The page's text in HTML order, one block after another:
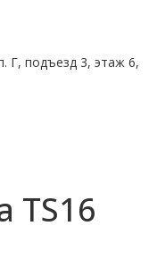
Г, подъезд 3, этаж 6,
TS16